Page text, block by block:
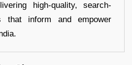
high-quality, search-
that inform and empower